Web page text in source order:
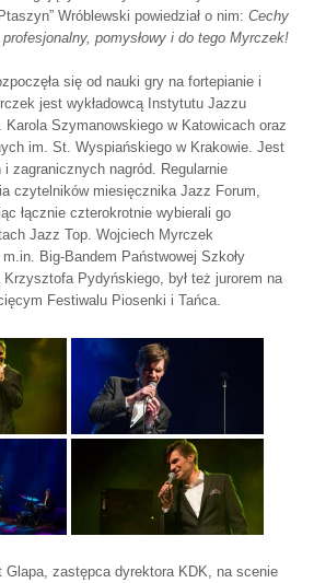
Wróblewski powiedział o nim: Cechy
pomysłowy i do tego Myrczek!
się od nauki gry na fortepianie i
jest wykładowcą Instytutu Jazzu
Szymanowskiego w Katowicach oraz
im. St. Wyspiańskiego w Krakowie. Jest
i zagranicznych nagród. Regularnie
czytelników miesięcznika Jazz Forum,
łącznie czterokrotnie wybierali go
Jazz Top. Wojciech Myrczek
m.in. Big-Bandem Państwowej Szkoły
Pydyńskiego, był też jurorem na
Festiwalu Piosenki i Tańca.
Glapa, zastępca dyrektora KDK, na scenie